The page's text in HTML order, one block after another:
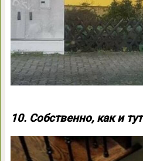
10. Собственно, как и тут